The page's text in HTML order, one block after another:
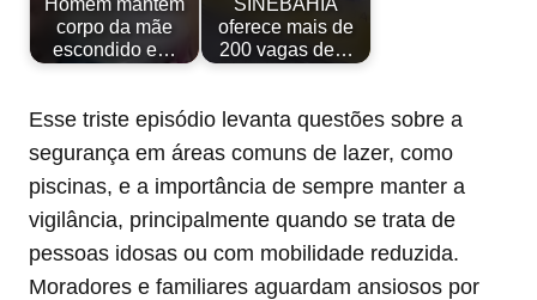
corpo da mãe
escondido e…
oferece mais de
200 vagas de…
Esse triste episódio levanta questões sobre a
segurança em áreas comuns de lazer, como
piscinas, e a importância de sempre manter a
vigilância, principalmente quando se trata de
pessoas idosas ou com mobilidade reduzida.
Moradores e familiares aguardam ansiosos por